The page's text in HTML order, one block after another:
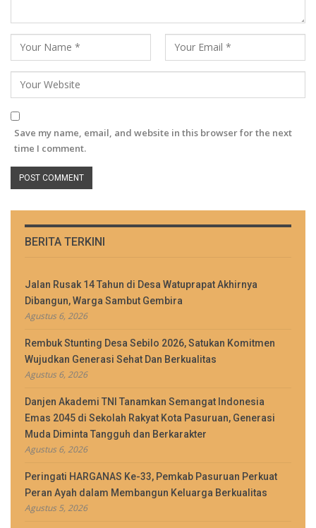
Save my name, email, and website in this browser for the next
time I comment.
BERITA TERKINI
Jalan Rusak 14 Tahun di Desa Watuprapat Akhirnya
Dibangun, Warga Sambut Gembira
Agustus 6, 2026
Rembuk Stunting Desa Sebilo 2026, Satukan Komitmen
Wujudkan Generasi Sehat Dan Berkualitas
Agustus 6, 2026
Danjen Akademi TNI Tanamkan Semangat Indonesia
Emas 2045 di Sekolah Rakyat Kota Pasuruan, Generasi
Muda Diminta Tangguh dan Berkarakter
Agustus 6, 2026
Peringati HARGANAS Ke-33, Pemkab Pasuruan Perkuat
Peran Ayah dalam Membangun Keluarga Berkualitas
Agustus 5, 2026